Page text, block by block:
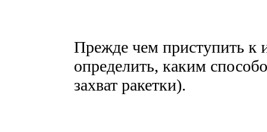
Прежде чем приступить к
определить, каким
захват ракетки).